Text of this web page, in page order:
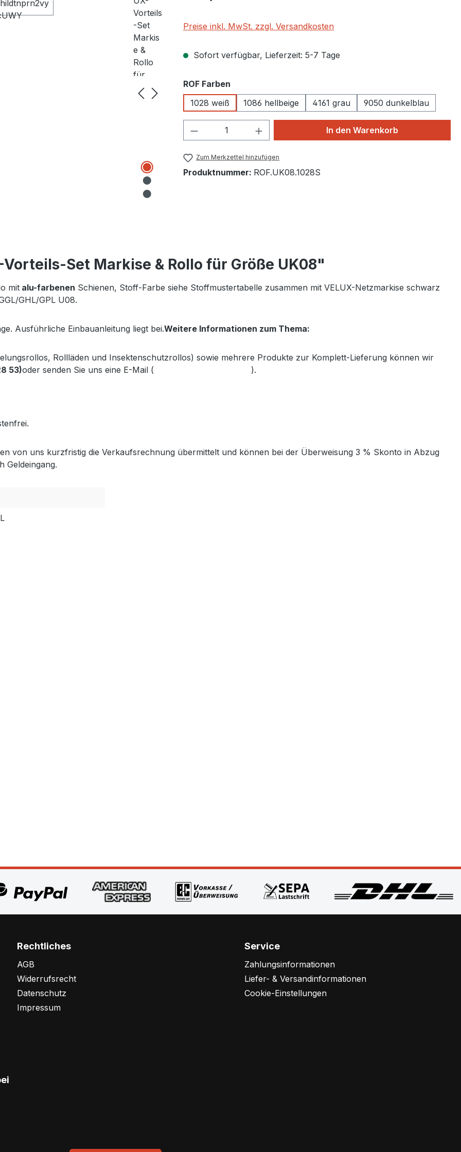
Preise inkl. MwSt. zzgl. Versandkosten
Sofort verfügbar, Lieferzeit: 5-7 Tage
ROF Farben
1028 weiß
1086 hellbeige 4161 grau 9050 dunkelblau
Produkt Anzahl: Gib den gewünschten Wert
In den Warenkorb
Zum Merkzettel hinzufügen
Produktnummer: ROF.UK08.1028S
Set Markise & Rollo für Größe UK08"
mit alu-farbenen Schienen, Stoff-Farbe siehe Stoffmustertabelle zusammen mit VELUX-Netzmarkise schwarz
GHL/GPL U08.
Ausführliche Einbauanleitung liegt bei.Weitere Informationen zum Thema:
Rollläden und Insektenschutzrollos) sowie mehrere Produkte zur Komplett-Lieferung können wir
53)oder senden Sie uns eine E-Mail ( ).
von uns kurzfristig die Verkaufsrechnung übermittelt und können bei der Überweisung 3 % Skonto in Abzug
Geldeingang.
Rechtliches
AGB
Widerrufsrecht
Datenschutz
Impressum
Service
Zahlungsinformationen
Liefer- & Versandinformationen
Cookie-Einstellungen